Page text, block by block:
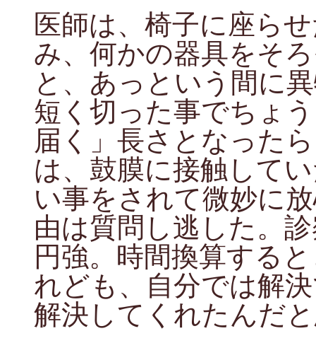
医師は、椅子に座ら
み、何かの器具をそ
と、あっという間に
短く切った事でちょ
届く」長さとなった
は、鼓膜に接触して
い事をされて微妙に
由は質問し逃した。
円強。時間換算する
れども、自分では解
解決してくれたんだ